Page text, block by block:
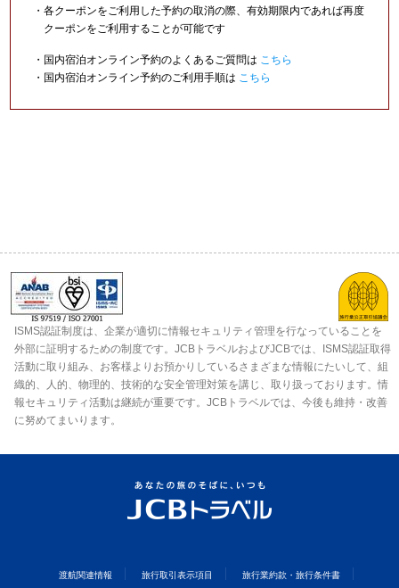
・各クーポンをご利用した予約の取消の際、有効期限内であれば再度
クーポンをご利用することが可能です
・国内宿泊オンライン予約のよくあるご質問は こちら
・国内宿泊オンライン予約のご利用手順は こちら
ISMS認証制度は、企業が適切に情報セキュリティ管理を行なっていることを
外部に証明するための制度です。JCBトラベルおよびJCBでは、ISMS認証取得
活動に取り組み、お客様よりお預かりしているさまざまな情報にたいして、組
織的、人的、物理的、技術的な安全管理対策を講じ、取り扱っております。情
報セキュリティ活動は継続が重要です。JCBトラベルでは、今後も維持・改善
に努めてまいります。
渡航関連情報 旅行取引表示項目 旅行業約款・旅行条件書